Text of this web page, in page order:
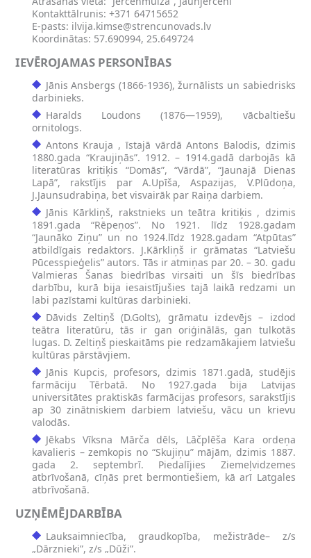
Kontakttālrunis: +371 64715652
E-pasts: ilvija.kimse@strencunovads.lv
Koordinātas: 57.690994, 25.649724
IEVĒROJAMAS PERSONĪBAS
Jānis Ansbergs (1866-1936), žurnālists un sabiedrisks
darbinieks.
Haralds Loudons (1876—1959), vācbaltiešu
ornitologs.
Antons Krauja , īstajā vārdā Antons Balodis, dzimis
1880.gada “Kraujiņās”. 1912. – 1914.gadā darbojās kā
literatūras kritiķis “Domās”, “Vārdā”, “Jaunajā Dienas
Lapā”, rakstījis par A.Upīša, Aspazijas, V.Plūdoņa,
J.Jaunsudrabiņa, bet visvairāk par Raiņa darbiem.
Jānis Kārkliņš, rakstnieks un teātra kritiķis , dzimis
1891.gada “Rēpeņos”. No 1921. līdz 1928.gadam
“Jaunāko Ziņu” un no 1924.līdz 1928.gadam “Atpūtas”
atbildīgais redaktors. J.Kārkliņš ir grāmatas “Latviešu
Pūcesspieģelis” autors. Tās ir atmiņas par 20. – 30. gadu
Valmieras Šanas biedrības virsaiti un šīs biedrības
darbību, kurā bija iesaistījušies tajā laikā redzami un
labi pazīstami kultūras darbinieki.
Dāvids Zeltiņš (D.Golts), grāmatu izdevējs – izdod
teātra literatūru, tās ir gan oriģinālās, gan tulkotās
lugas. D. Zeltiņš pieskaitāms pie redzamākajiem latviešu
kultūras pārstāvjiem.
Jānis Kupcis, profesors, dzimis 1871.gadā, studējis
farmāciju Tērbatā. No 1927.gada bija Latvijas
universitātes praktiskās farmācijas profesors, sarakstījis
ap 30 zinātniskiem darbiem latviešu, vācu un krievu
valodās.
Jēkabs Vīksna Mārča dēls, Lāčplēša Kara ordeņa
kavalieris – zemkopis no “Skujiņu” mājām, dzimis 1887.
gada 2. septembrī. Piedalījies Ziemeļvidzemes
atbrīvošanā, cīņās pret bermontiešiem, kā arī Latgales
atbrīvošanā.
UZŅĒMĒJDARBĪBA
Lauksaimniecība, graudkopība, mežistrāde– z/s
„Dārznieki”, z/s „Dūži”.